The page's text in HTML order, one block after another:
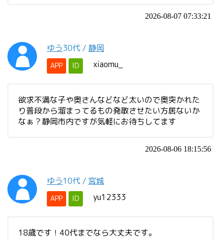
2026-08-07 07:33:21
ゆう30代 / 静岡
APP ID xiaomu_
欲求不満な子や奥さんなどなど太いので奥突かれた
り普段から溜まってるもの発散させたい方居ないか
なぁ？静岡市内ですが気軽にお待ちしてます
2026-08-06 18:15:56
ゆう10代 / 宮城
APP ID yu12333
18歳です！40代までなら大丈夫です。